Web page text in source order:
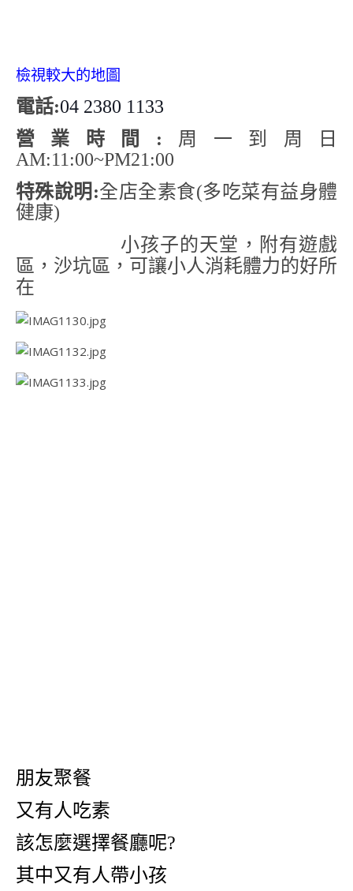
檢視較大的地圖
電話:04 2380 1133
營業時間: 周一到周日
AM:11:00~PM21:00
特殊說明:全店全素食(多吃菜有益身體
健康)
小孩子的天堂，附有遊戲
區，沙坑區，可讓小人消耗體力的好所
在
朋友聚餐
又有人吃素
該怎麼選擇餐廳呢?
其中又有人帶小孩